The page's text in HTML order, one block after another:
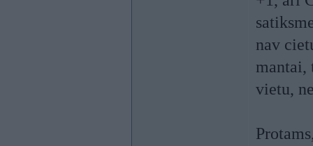
nav
mantai,
vietu,